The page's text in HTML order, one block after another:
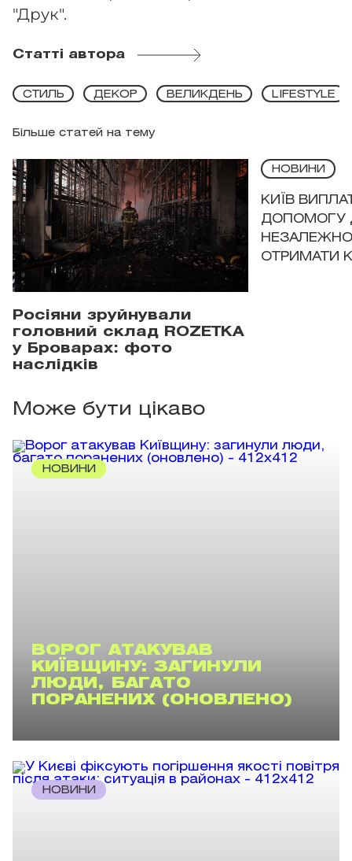
"Друк".
Статті автора
Більше статей на тему
СТИЛЬ ДЕКОР ВЕЛИКДЕНЬ LIFESTYLE
Росіяни зруйнували
головний склад ROZETKA
у Броварах: фото
наслідків
НОВИНИ
КИЇВ
ДОПОМОГУ
ОТРИМАТИ
Може бути цікаво
НОВИНИ
ВОРОГ АТАКУВАВ
КИЇВЩИНУ: ЗАГИНУЛИ
ЛЮДИ, БАГАТО
ПОРАНЕНИХ (ОНОВЛЕНО)
НОВИНИ